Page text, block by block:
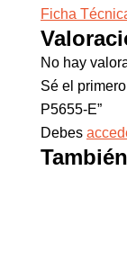
Ficha
No hay
Sé el
P5655-E”
Debes